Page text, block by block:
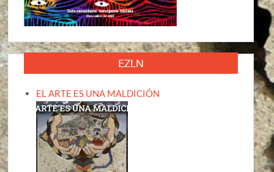
EZLN
EL ARTE ES UNA MALDICIÓN